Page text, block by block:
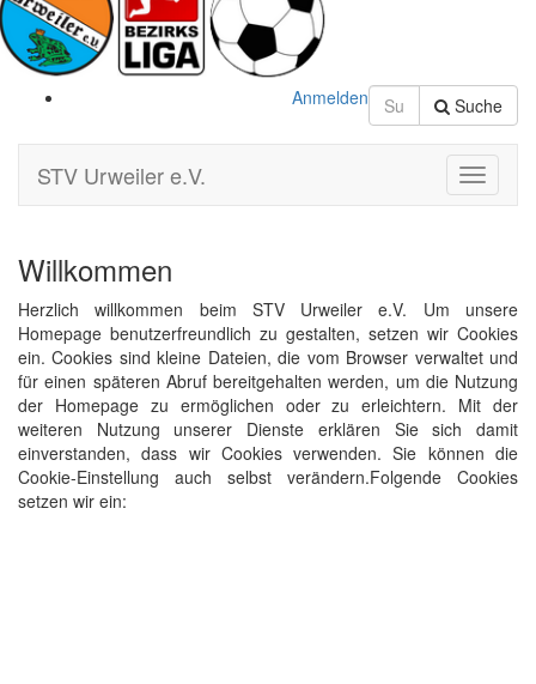
Suche
Anmelden
Toggle
STV Urweiler e.V.
Willkommen
Herzlich willkommen beim STV Urweiler e.V. Um unsere
Homepage benutzerfreundlich zu gestalten, setzen wir Cookies
ein. Cookies sind kleine Dateien, die vom Browser verwaltet und
für einen späteren Abruf bereitgehalten werden, um die Nutzung
der Homepage zu ermöglichen oder zu erleichtern. Mit der
weiteren Nutzung unserer Dienste erklären Sie sich damit
einverstanden, dass wir Cookies verwenden. Sie können die
Cookie-Einstellung auch selbst verändern.Folgende Cookies
setzen wir ein: